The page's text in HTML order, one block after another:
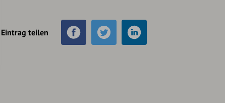
Eintrag teilen